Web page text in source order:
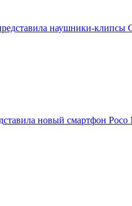
наушники-клипсы
новый смартфон